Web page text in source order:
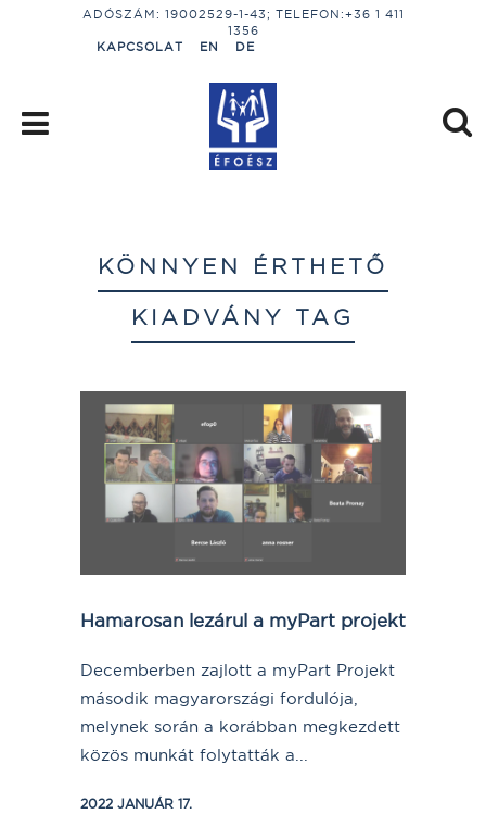
ADÓSZÁM: 19002529-1-43; TELEFON:+36 1 411
1356
KAPCSOLAT
EN DE
KÖNNYEN ÉRTHETŐ
KIADVÁNY TAG
Hamarosan lezárul a myPart projekt
Decemberben zajlott a myPart Projekt
második magyarországi fordulója,
melynek során a korábban megkezdett
közös munkát folytatták a...
2022 JANUÁR 17.